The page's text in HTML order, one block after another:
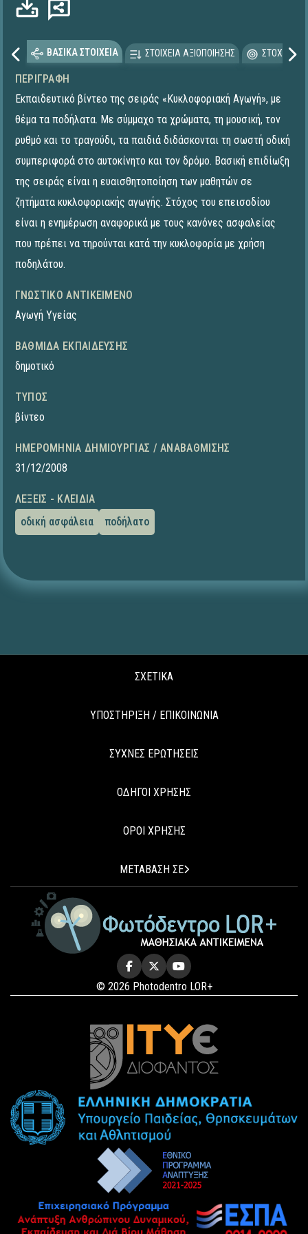
ΒΑΣΙΚΑ ΣΤΟΙΧΕΙΑ ΣΤΟΙΧΕΙΑ ΑΞΙΟΠΟΙΗΣΗΣ
ΠΕΡΙΓΡΑΦΉ
Εκπαιδευτικό βίντεο της σειράς «Κυκλοφοριακή Αγωγή», με
θέμα τα ποδήλατα. Με σύμμαχο τα χρώματα, τη μουσική, τον
ρυθμό και το τραγούδι, τα παιδιά διδάσκονται τη σωστή οδική
συμπεριφορά στο αυτοκίνητο και τον δρόμο. Βασική επιδίωξη
της σειράς είναι η ευαισθητοποίηση των μαθητών σε
ζητήματα κυκλοφοριακής αγωγής. Στόχος του επεισοδίου
είναι η ενημέρωση αναφορικά με τους κανόνες ασφαλείας
που πρέπει να τηρούνται κατά την κυκλοφορία με χρήση
ποδηλάτου.
ΓΝΩΣΤΙΚΌ ΑΝΤΙΚΕΊΜΕΝΟ
Αγωγή Υγείας
ΒΑΘΜΊΔΑ ΕΚΠΑΊΔΕΥΣΗΣ
δημοτικό
ΤΎΠΟΣ
βίντεο
ΗΜΕΡΟΜΗΝΊΑ ΔΗΜΙΟΥΡΓΊΑΣ / ΑΝΑΒΆΘΜΙΣΗΣ
31/12/2008
ΛΈΞΕΙΣ - ΚΛΕΙΔΙΆ
οδική ασφάλεια
ποδήλατο
ΣΧΕΤΙΚΑ
ΥΠΟΣΤΗΡΙΞΗ / ΕΠΙΚΟΙΝΩΝΙΑ
ΣΥΧΝΕΣ ΕΡΩΤΗΣΕΙΣ
ΟΔΗΓΟΙ ΧΡΗΣΗΣ
ΟΡΟΙ ΧΡΗΣΗΣ
ΜΕΤΑΒΑΣΗ ΣΕ
© 2026 Photodentro LOR+